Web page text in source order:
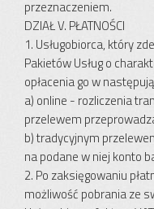
przeznaczeniem.
DZIAŁ V. PŁATNOŚCI
1. Usługobiorca, który
Pakietów Usług o
opłacenia go w
a) online - rozliczenia
przelewem
b) tradycyjnym
na podane w niej konto
2. Po zaksięgowaniu
możliwość pobrania ze